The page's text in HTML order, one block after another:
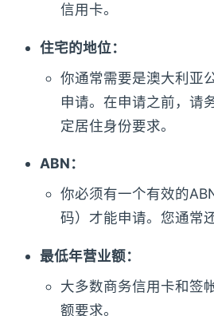
信用卡。
住宅的地位：
你通常需要是澳大利亚
申请。在申请之前，请
定居住身份要求。
ABN：
你必须有一个有效的
码）才能申请。您通常
最低年营业额：
大多数商务信用卡和签
额要求。